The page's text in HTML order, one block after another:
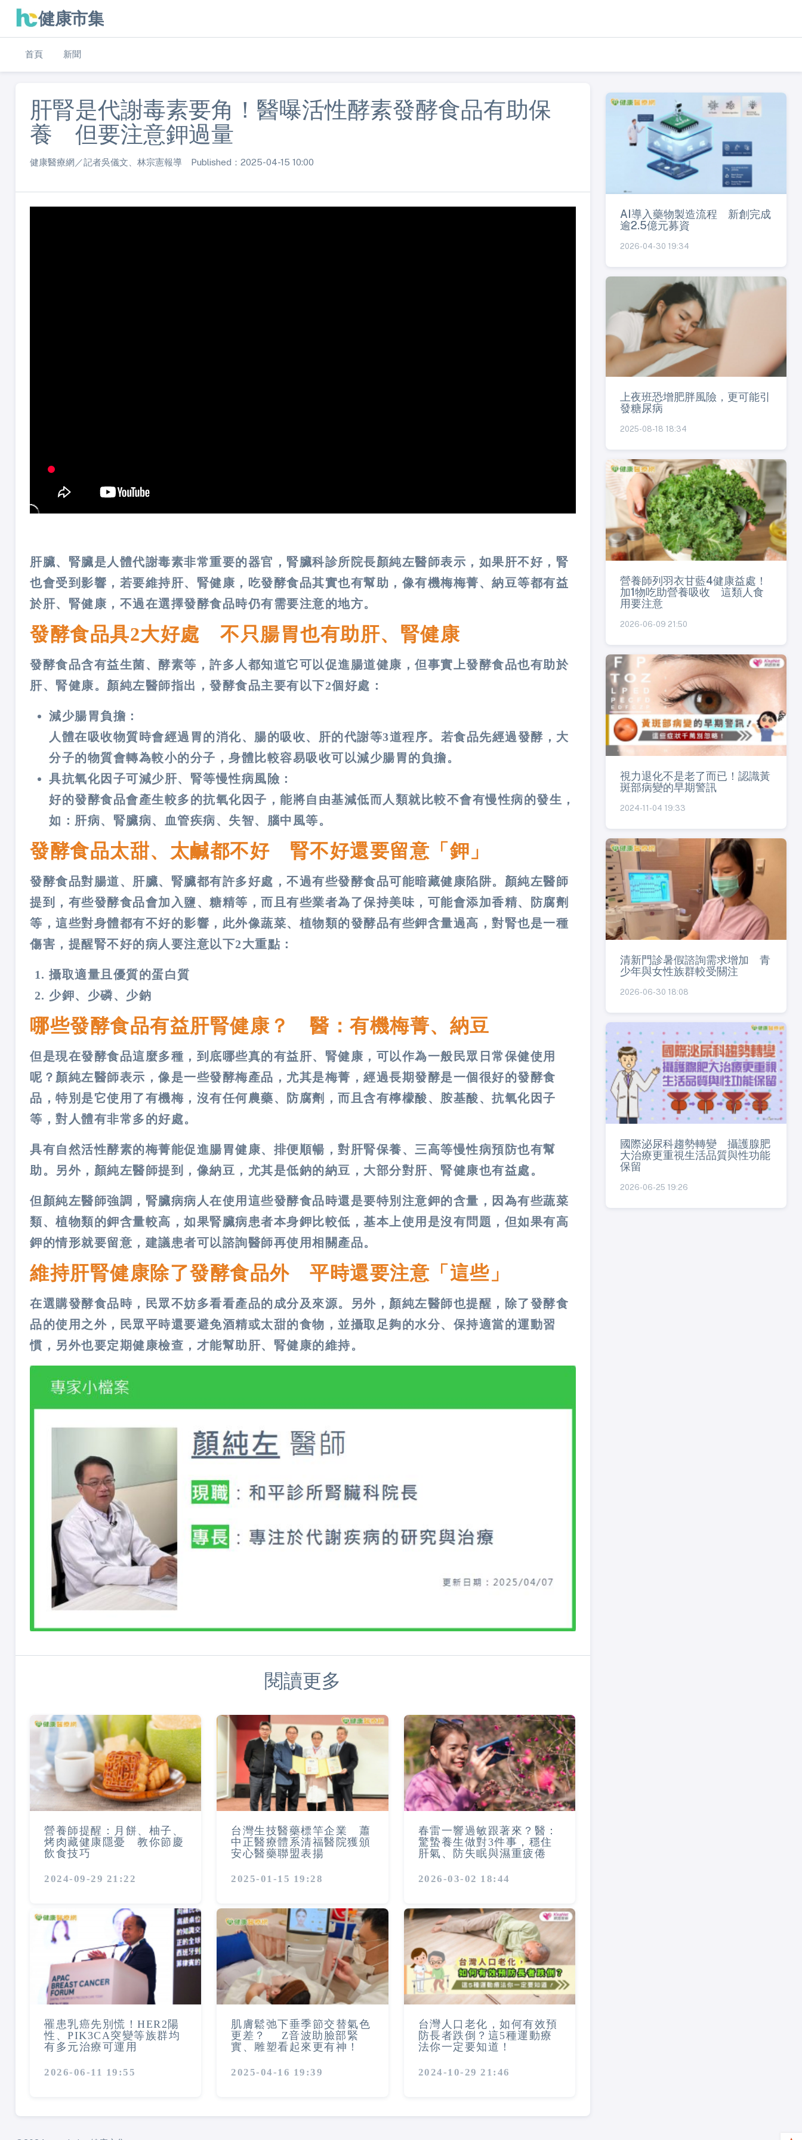
健康市集
首頁 新聞
肝腎是代謝毒素要角！醫曝活性酵素發酵食品有助保
養 但要注意鉀過量
健康醫療網／記者吳儀文、林宗憲報導 Published：2025-04-15 10:00
肝臟、腎臟是人體代謝毒素非常重要的器官，腎臟科診所院長顏純左醫師表示，如果肝不好，腎
也會受到影響，若要維持肝、腎健康，吃發酵食品其實也有幫助，像有機梅梅菁、納豆等都有益
於肝、腎健康，不過在選擇發酵食品時仍有需要注意的地方。
發酵食品具2大好處 不只腸胃也有助肝、腎健康
發酵食品含有益生菌、酵素等，許多人都知道它可以促進腸道健康，但事實上發酵食品也有助於
肝、腎健康。顏純左醫師指出，發酵食品主要有以下2個好處：
減少腸胃負擔：
人體在吸收物質時會經過胃的消化、腸的吸收、肝的代謝等3道程序。若食品先經過發酵，大
分子的物質會轉為較小的分子，身體比較容易吸收可以減少腸胃的負擔。
具抗氧化因子可減少肝、腎等慢性病風險：
好的發酵食品會產生較多的抗氧化因子，能將自由基減低而人類就比較不會有慢性病的發生，
如：肝病、腎臟病、血管疾病、失智、腦中風等。
發酵食品太甜、太鹹都不好 腎不好還要留意「鉀」
發酵食品對腸道、肝臟、腎臟都有許多好處，不過有些發酵食品可能暗藏健康陷阱。顏純左醫師
提到，有些發酵食品會加入鹽、糖精等，而且有些業者為了保持美味，可能會添加香精、防腐劑
等，這些對身體都有不好的影響，此外像蔬菜、植物類的發酵品有些鉀含量過高，對腎也是一種
傷害，提醒腎不好的病人要注意以下2大重點：
攝取適量且優質的蛋白質
少鉀、少磷、少鈉
哪些發酵食品有益肝腎健康？ 醫：有機梅菁、納豆
但是現在發酵食品這麼多種，到底哪些真的有益肝、腎健康，可以作為一般民眾日常保健使用
呢？顏純左醫師表示，像是一些發酵梅產品，尤其是梅菁，經過長期發酵是一個很好的發酵食
品，特別是它使用了有機梅，沒有任何農藥、防腐劑，而且含有檸檬酸、胺基酸、抗氧化因子
等，對人體有非常多的好處。
具有自然活性酵素的梅菁能促進腸胃健康、排便順暢，對肝腎保養、三高等慢性病預防也有幫
助。另外，顏純左醫師提到，像納豆，尤其是低鈉的納豆，大部分對肝、腎健康也有益處。
但顏純左醫師強調，腎臟病病人在使用這些發酵食品時還是要特別注意鉀的含量，因為有些蔬菜
類、植物類的鉀含量較高，如果腎臟病患者本身鉀比較低，基本上使用是沒有問題，但如果有高
鉀的情形就要留意，建議患者可以諮詢醫師再使用相關產品。
維持肝腎健康除了發酵食品外 平時還要注意「這些」
在選購發酵食品時，民眾不妨多看看產品的成分及來源。另外，顏純左醫師也提醒，除了發酵食
品的使用之外，民眾平時還要避免酒精或太甜的食物，並攝取足夠的水分、保持適當的運動習
慣，另外也要定期健康檢查，才能幫助肝、腎健康的維持。
閱讀更多
營養師提醒：月餅、柚子、
烤肉藏健康隱憂 教你節慶
飲食技巧
2024-09-29 21:22
台灣生技醫藥標竿企業 蕭
中正醫療體系清福醫院獲頒
安心醫藥聯盟表揚
2025-01-15 19:28
春雷一響過敏跟著來？醫：
驚蟄養生做對3件事，穩住
肝氣、防失眠與濕重疲倦
2026-03-02 18:44
罹患乳癌先別慌！HER2陽
性、PIK3CA突變等族群均
有多元治療可運用
2026-06-11 19:55
肌膚鬆弛下垂季節交替氣色
更差？ Z音波助臉部緊
實、雕塑看起來更有神！
2025-04-16 19:39
台灣人口老化，如何有效預
防長者跌倒？這5種運動療
法你一定要知道！
2024-10-29 21:46
AI導入藥物製造流程 新創完成
逾2.5億元募資
2026-04-30 19:34
上夜班恐增肥胖風險，更可能引
發糖尿病
2025-08-18 18:34
營養師列羽衣甘藍4健康益處！
加1物吃助營養吸收 這類人食
用要注意
2026-06-09 21:50
視力退化不是老了而已！認識黃
斑部病變的早期警訊
2024-11-04 19:33
清新門診暑假諮詢需求增加 青
少年與女性族群較受關注
2026-06-30 18:08
國際泌尿科趨勢轉變 攝護腺肥
大治療更重視生活品質與性功能
保留
2026-06-25 19:26